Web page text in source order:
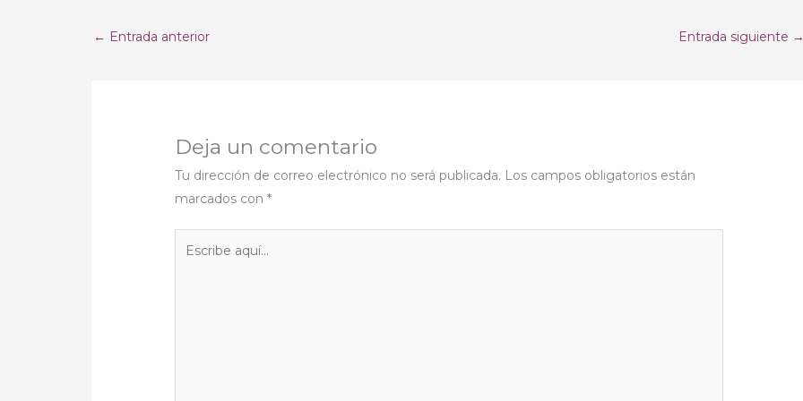
← Entrada anterior Entrada siguiente
Deja un comentario
Tu dirección de correo electrónico no será publicada. Los campos obligatorios están
marcados con*